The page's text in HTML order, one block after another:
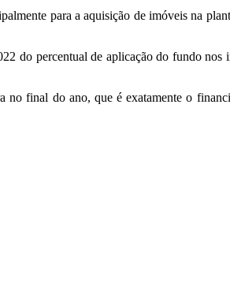
para a aquisição de imóveis na
do percentual de aplicação do fundo nos
no final do ano, que é exatamente o